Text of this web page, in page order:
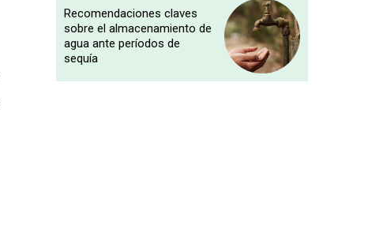
Recomendaciones claves
sobre el almacenamiento de
agua ante períodos de
sequía